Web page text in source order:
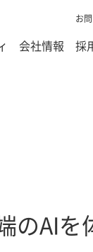
お
会社情報 採
のAIを